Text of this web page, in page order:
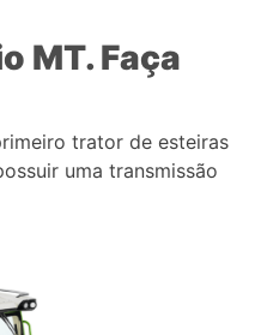
MT. Faça
trator de esteiras
uma transmissão